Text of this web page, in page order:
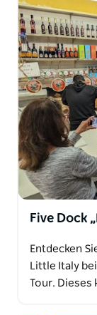
Five Dock
Entdecken
Little Italy
Tour. Dieses